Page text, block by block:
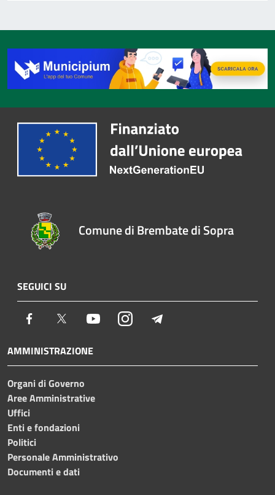
Comune di Brembate di Sopra
SEGUICI SU
Facebook Twitter YoutubeInstagram
AMMINISTRAZIONE
Organi di Governo
Aree Amministrative
Uffici
Enti e fondazioni
Politici
Personale Amministrativo
Documenti e dati